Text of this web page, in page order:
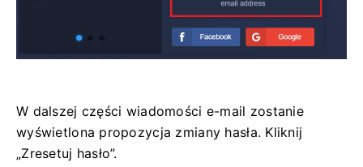
W dalszej części wiadomości e-mail zostanie
wyświetlona propozycja zmiany hasła. Kliknij
„Zresetuj hasło”.